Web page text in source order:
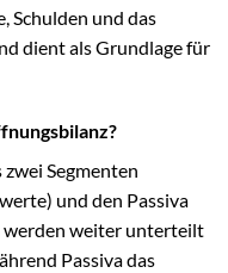
Schulden und das
dient als Grundlage für
Segmenten
und den Passiva
werden weiter unterteilt
Passiva das